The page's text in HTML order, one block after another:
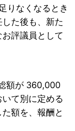
りなくなるとき
た後も、新た
評議員として
額が 360,000
て別に定める
額を、報酬と